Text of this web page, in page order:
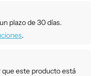
plazo de 30 días.
.
que este producto está